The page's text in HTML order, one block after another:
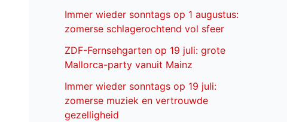
Immer wieder sonntags op 1 augustus:
zomerse schlagerochtend vol sfeer
ZDF-Fernsehgarten op 19 juli: grote
Mallorca-party vanuit Mainz
Immer wieder sonntags op 19 juli:
zomerse muziek en vertrouwde
gezelligheid